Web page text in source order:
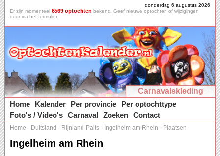
donderdag 6 augustus 2026
Er zijn momenteel 6569 optochten bekend. Geef nieuwe optochten of wijzigingen
door via het formulier.
Carnavalskleding
Home
Kalender Per provincie
Per optochttype
Foto's / Video's Carnaval Zoeken Contact
Home - Duitsland - Rijnland-Palts - Ingelheim am Rhein - Plaatsen
Ingelheim am Rhein